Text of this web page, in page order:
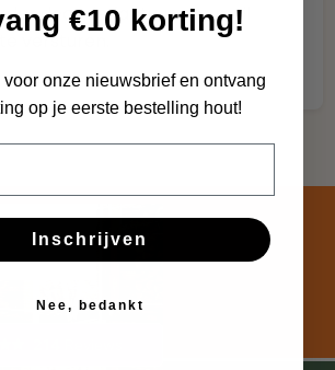
door de factuur per mail
versturen.
€10 korting!
onze nieuwsbrief en ontvang
op je eerste bestelling hout!
Inschrijven
Nee, bedankt